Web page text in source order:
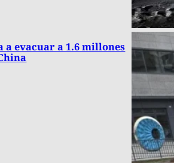
a evacuar a 1.6 millones